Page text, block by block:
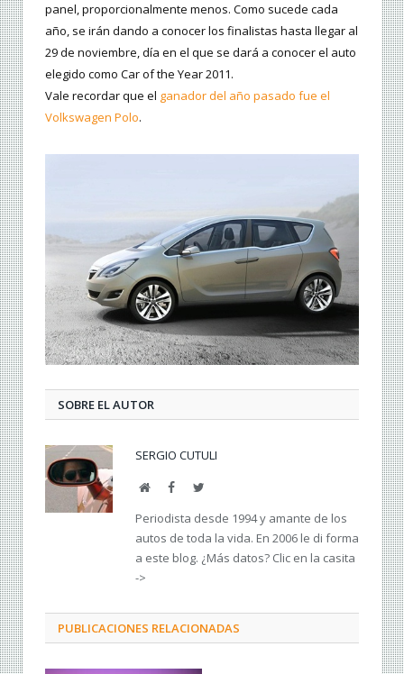
panel, proporcionalmente menos. Como sucede cada
año, se irán dando a conocer los finalistas hasta llegar al
29 de noviembre, día en el que se dará a conocer el auto
elegido como Car of the Year 2011.
Vale recordar que el ganador del año pasado fue el
Volkswagen Polo.
SOBRE EL AUTOR
SERGIO CUTULI
Web FacebookTwitter
Periodista desde 1994 y amante de los
autos de toda la vida. En 2006 le di forma
a este blog. ¿Más datos? Clic en la casita
->
PUBLICACIONES RELACIONADAS